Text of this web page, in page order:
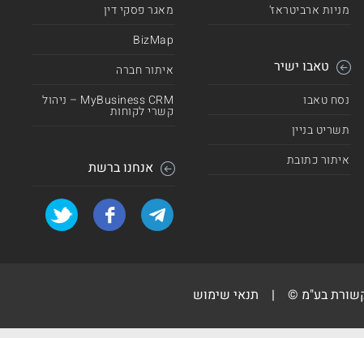
מניות ארביטראז'
טאבו ישיר
נסח טאבו
תשריט בניין
איתור כתובת
מאגר פסקי דין
BizMap
איתור חברה
MyBusiness CRM – ניהול
קשרי לקוחות
אנחנו ברשת
בע"מ © | תנאי שימוש